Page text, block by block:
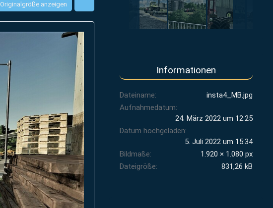
Originalgröße anzeigen
Informationen
Dateiname
insta4_MB.jpg
Aufnahmedatum
24. März 2022 um 12:25
Datum hochgeladen
5. Juli 2022 um 15:34
Bildmaße
1.920 × 1.080 px
Dateigröße
831,26 kB